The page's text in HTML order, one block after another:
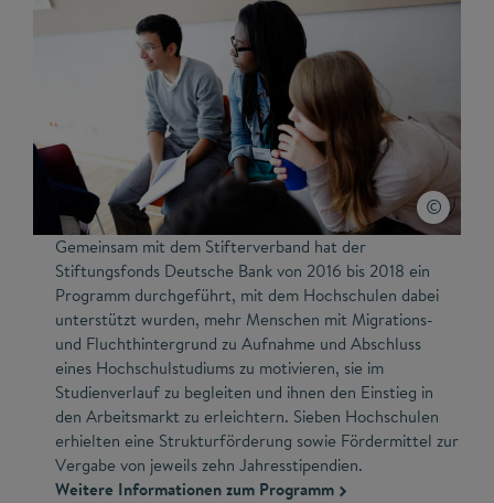
Gemeinsam mit dem Stifterverband hat der
Stiftungsfonds Deutsche Bank von 2016 bis 2018 ein
Programm durchgeführt, mit dem Hochschulen dabei
unterstützt wurden, mehr Menschen mit Migrations-
und Fluchthintergrund zu Aufnahme und Abschluss
eines Hochschulstudiums zu motivieren, sie im
Studienverlauf zu begleiten und ihnen den Einstieg in
den Arbeitsmarkt zu erleichtern. Sieben Hochschulen
erhielten eine Strukturförderung sowie Fördermittel zur
Vergabe von jeweils zehn Jahresstipendien.
Weitere Informationen zum Programm